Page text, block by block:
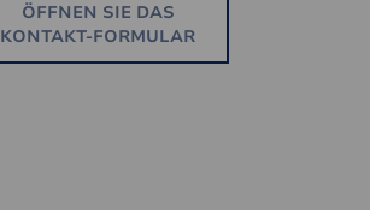
ÖFFNEN SIE DAS
KONTAKT-FORMULAR